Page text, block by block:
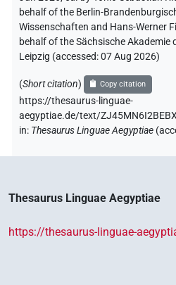
behalf of the Berlin-
Wissenschaften and Hans-Werner
behalf of the Sächsische Akademie
Leipzig (accessed:07 Aug 2026)
(Short citation) Copy citation
https://thesaurus-linguae-
aegyptiae.de/text/
in: Thesaurus Linguae Aegyptiae (
Thesaurus Linguae Aegyptiae
https://thesaurus-linguae-